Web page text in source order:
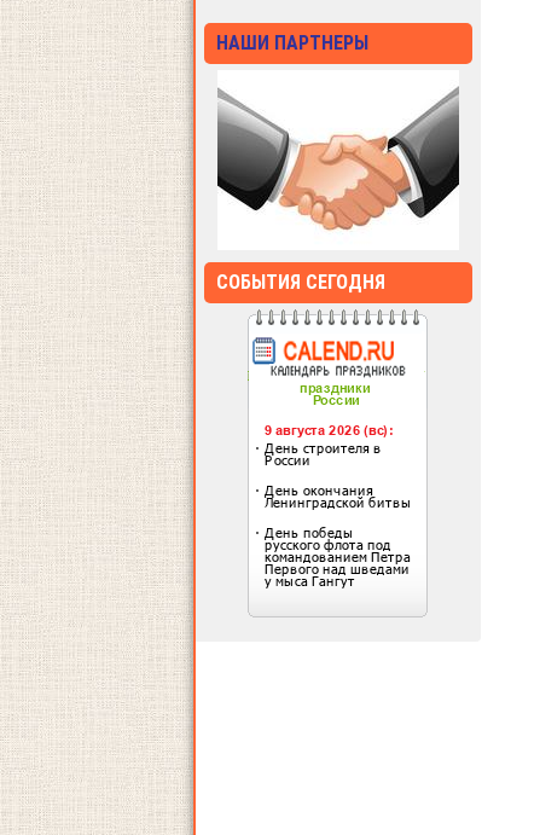
НАШИ ПАРТНЕРЫ
СОБЫТИЯ СЕГОДНЯ